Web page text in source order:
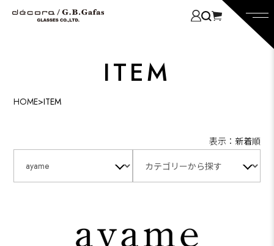
ITEM
HOME>ITEM
表示：新着順